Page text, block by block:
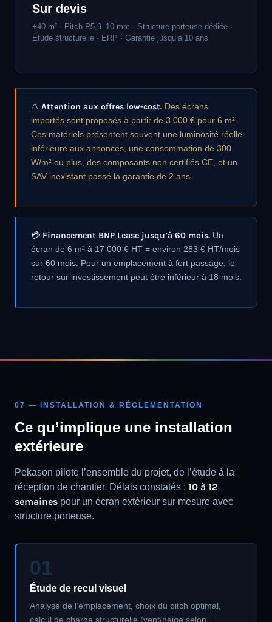
Sur devis
+40 m² · Pitch P5,9–10 mm · Structure porteuse dédiée ·
Étude structurelle · ERP · Garantie jusqu’à 10 ans
⚠ Attention aux offres low-cost. Des écrans
importés sont proposés à partir de 3 000 € pour 6 m².
Ces matériels présentent souvent une luminosité réelle
inférieure aux annonces, une consommation de 300
W/m² ou plus, des composants non certifiés CE, et un
SAV inexistant passé la garantie de 2 ans.
💳 Financement BNP Lease jusqu’à 60 mois. Un
écran de 6 m² à 17 000 € HT = environ 283 € HT/mois
sur 60 mois. Pour un emplacement à fort passage, le
retour sur investissement peut être inférieur à 18 mois.
07 — INSTALLATION & RÉGLEMENTATION
Ce qu’implique une installation
extérieure
Pekason pilote l’ensemble du projet, de l’étude à la
réception de chantier. Délais constatés : 10 à 12
semaines pour un écran extérieur sur mesure avec
structure porteuse.
01
Étude de recul visuel
Analyse de l’emplacement, choix du pitch optimal,
calcul de charge structurelle (vent/neige selon